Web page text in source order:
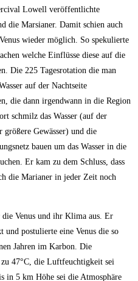
Lowell veröffentlichte
die Marsianer. Damit schien auch
wieder möglich. So spekulierte
welche Einflüsse diese auf die
Die 225 Tagesrotation die man
auf der Nachtseite
die dann irgendwann in die Region
schmilz das Wasser (auf der
größere Gewässer) und die
bauen um das Wasser in die
Er kam zu dem Schluss, dass
die Marianer in jeder Zeit noch
die Venus und ihr Klima aus. Er
und postulierte eine Venus die so
Jahren im Karbon. Die
47°C, die Luftfeuchtigkeit sei
in 5 km Höhe sei die Atmosphäre